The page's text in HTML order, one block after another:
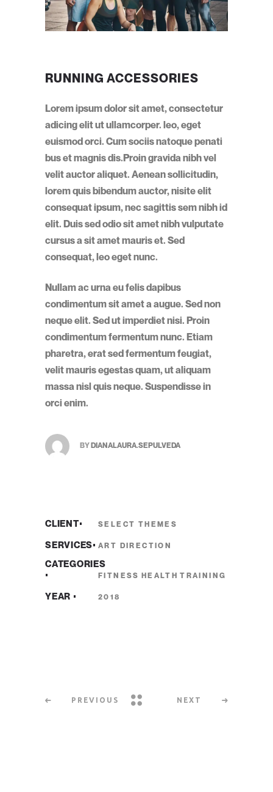
RUNNING ACCESSORIES
Lorem ipsum dolor sit amet, consectetur
adicing elit ut ullamcorper. leo, eget
euismod orci. Cum sociis natoque penati
bus et magnis dis.Proin gravida nibh vel
velit auctor aliquet. Aenean sollicitudin,
lorem quis bibendum auctor, nisite elit
consequat ipsum, nec sagittis sem nibh id
elit. Duis sed odio sit amet nibh vulputate
cursus a sit amet mauris et. Sed
consequat, leo eget nunc.
Nullam ac urna eu felis dapibus
condimentum sit amet a augue. Sed non
neque elit. Sed ut imperdiet nisi. Proin
condimentum fermentum nunc. Etiam
pharetra, erat sed fermentum feugiat,
velit mauris egestas quam, ut aliquam
massa nisl quis neque. Suspendisse in
orci enim.
BYDIANALAURA.SEPULVEDA
CLIENT SELECT THEMES
SERVICES ART DIRECTION
CATEGORIES
FITNESS HEALTH TRAINING
YEAR 2018
PREVIOUS NEXT